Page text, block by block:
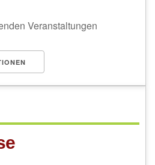
Veranstaltungen